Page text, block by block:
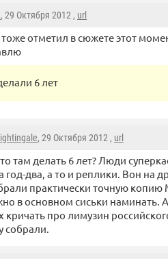
, 29 Октября 2012 , url
тоже отметил в сюжете этот
6 лет
, 29 Октября 2012 , url
там делать 6 лет? Люди
год-два, а то и реплики. Вон на
практически точную копию
в основном сиськи наминать.
кричать про лимузин
собрали.